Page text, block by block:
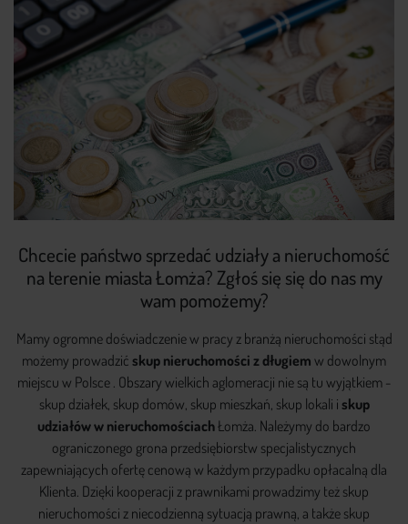
Chcecie państwo sprzedać udziały a nieruchomość
na terenie miasta Łomża? Zgłoś się się do nas my
wam pomożemy?
Mamy ogromne doświadczenie w pracy z branżą nieruchomości stąd
możemy prowadzić skup nieruchomości z długiem w dowolnym
miejscu w Polsce . Obszary wielkich aglomeracji nie są tu wyjątkiem -
skup działek, skup domów, skup mieszkań, skup lokali i skup
udziałów w nieruchomościachŁomża. Należymy do bardzo
ograniczonego grona przedsiębiorstw specjalistycznych
zapewniających ofertę cenową w każdym przypadku opłacalną dla
Klienta. Dzięki kooperacji z prawnikami prowadzimy też skup
nieruchomości z niecodzienną sytuacją prawną, a także skup